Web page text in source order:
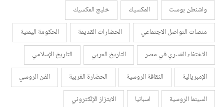
واشنطن بوست
المكسيك
خليج المكسيك
منصات التواصل الاجتماعي
الحضارات القديمة
الحكومة اليمنية
الاختفاء القسري في مصر
التاريخ العربي
التاريخ الإسلامي
الإمبريالية
الثقافة الروسية الحضارة الغربية
الفن الروسي
السينما الروسية
اسبانيا
الابتزاز الإلكتروني